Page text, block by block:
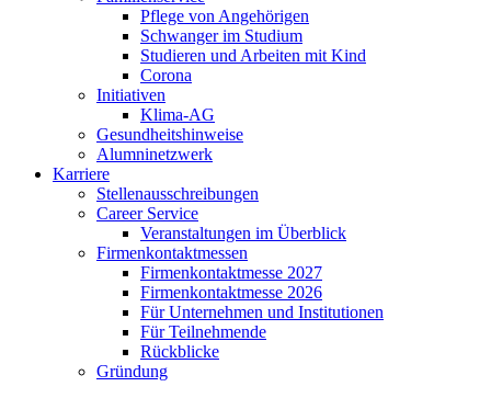
Pflege von Angehörigen
Schwanger im Studium
Studieren und Arbeiten mit Kind
Corona
Initiativen
Klima-AG
Gesundheitshinweise
Alumninetzwerk
Karriere
Stellenausschreibungen
Career Service
Veranstaltungen im Überblick
Firmenkontaktmessen
Firmenkontaktmesse 2027
Firmenkontaktmesse 2026
Für Unternehmen und Institutionen
Für Teilnehmende
Rückblicke
Gründung